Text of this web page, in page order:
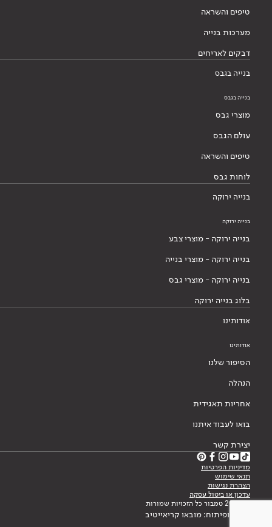
טיפים והשראה
מערכות בנייה
דבקים לאריחים
בנייה בגבס
בנייה בגבס
מוצרי גבס
עולם הגבס
טיפים והשראה
לוחות גבס
בנייה ירוקה
בנייה ירוקה
בנייה ירוקה - מוצרי צבע
בנייה ירוקה - מוצרי בנייה
בנייה ירוקה - מוצרי גבס
בלוג בנייה ירוקה
אודותינו
אודותינו
הסיפור שלנו
הנהלה
אחריות תאגידית
בואו לעבוד איתנו
יצירת קשר
מדיניות הפרטיות
תנאי שימוש
הצהרת נגישות
עדכון או ביטול עסקה
© 2026 טמבור כל הזכויות שמורות
עיצוב ופיתוח: מובאו קריאייטיב